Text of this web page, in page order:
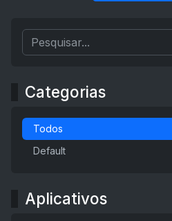
Categorias
Todos
Default
Aplicativos